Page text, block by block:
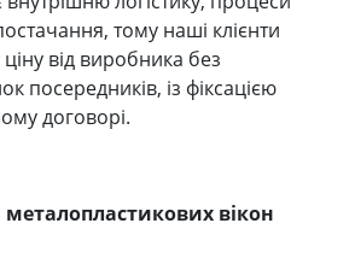
тому наші клієнти
від виробника без
посередників, із фіксацією
договорі.
вікон